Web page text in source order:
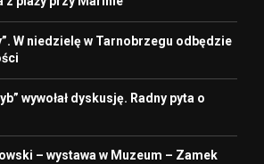
W niedzielę w Tarnobrzegu odbędzie
wywołał dyskusję. Radny pyta o
– wystawa w Muzeum – Zamek